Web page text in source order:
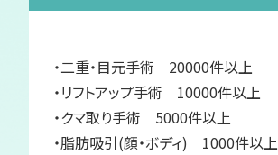
・二重・目元手術 20000件以上
・リフトアップ手術 10000件以上
・クマ取り手術 5000件以上
・脂肪吸引(顔・ボディ) 1000件以上